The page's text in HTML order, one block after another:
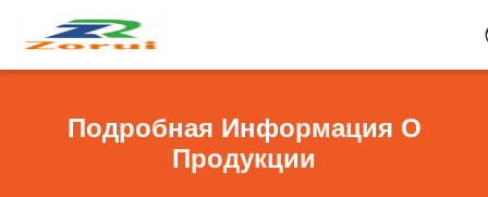
Подробная Информация О
Продукции